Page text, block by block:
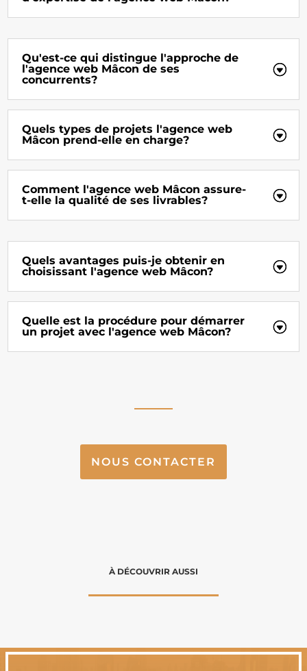
Qu'est-ce qui distingue l'approche de
l'agence web Mâcon de ses
concurrents?
Quels types de projets l'agence web
Mâcon prend-elle en charge?
Comment l'agence web Mâcon assure-
t-elle la qualité de ses livrables?
Quels avantages puis-je obtenir en
choisissant l'agence web Mâcon?
Quelle est la procédure pour démarrer
un projet avec l'agence web Mâcon?
NOUS CONTACTER
À DÉCOUVRIR AUSSI